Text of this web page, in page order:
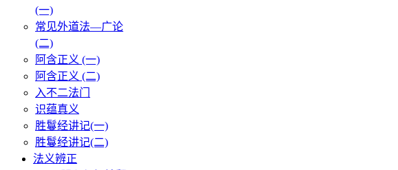
(一)
常见外道法—广论
(二)
阿含正义 (一)
阿含正义 (二)
入不二法门
识蕴真义
胜鬘经讲记(一)
胜鬘经讲记(二)
法义辨正